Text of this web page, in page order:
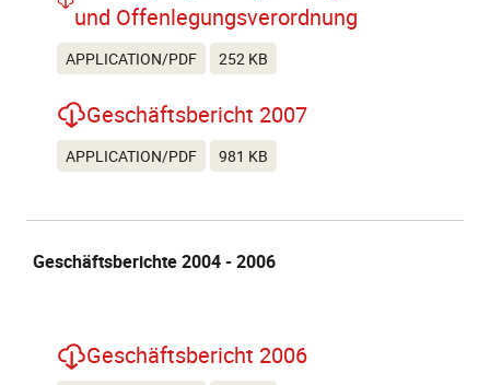
und Offenlegungsverordnung
APPLICATION/PDF 252 KB
Geschäftsbericht 2007
APPLICATION/PDF 981 KB
Geschäftsberichte 2004 - 2006
Geschäftsbericht 2006